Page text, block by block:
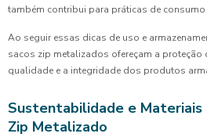
também contribui para práticas de consumo
Ao seguir essas dicas de uso e
sacos zip metalizados ofereçam a proteção
qualidade e a integridade dos produtos
Sustentabilidade e Materiais
Zip Metalizado